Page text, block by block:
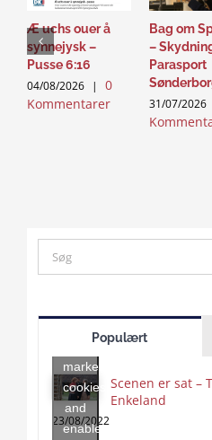
Æ uchs ouer å
synnejysk –
Pusse 6:16
04/08/2026 |
0
Kommentarer
Bag om
–
Parasport
31/07/2026
Search
for:
Populært
accept
marketing
cookies
and
enable
Scenen er sat –
Enkeland
23/08/2022
Click
to